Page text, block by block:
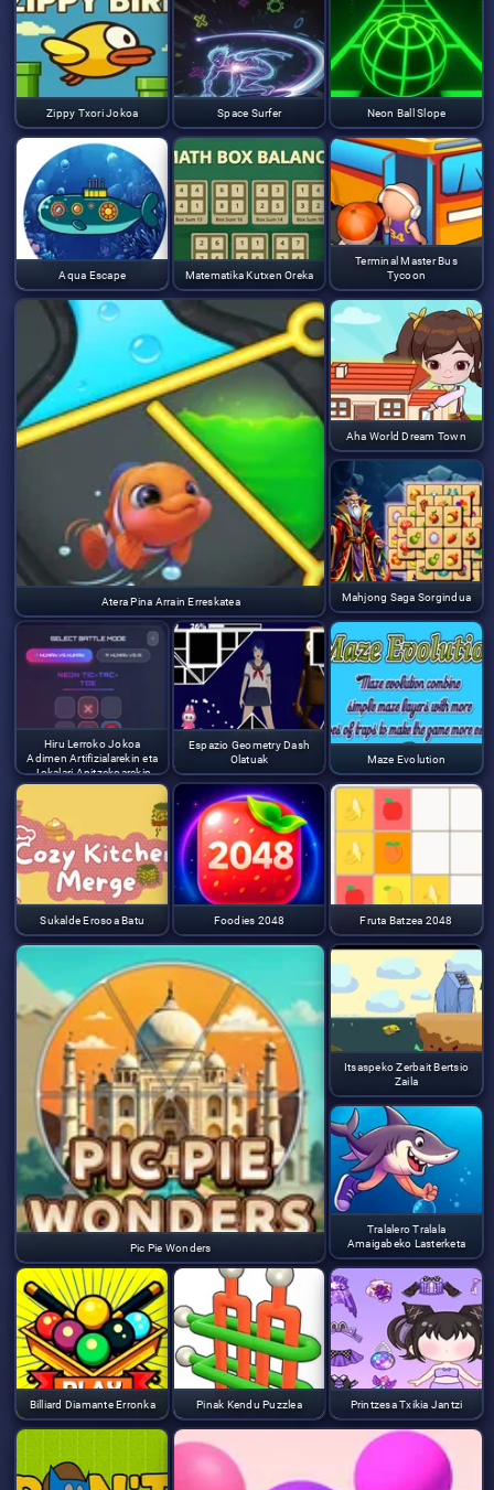
Zippy Txori Jokoa Space Surfer Neon Ball Slope
Aqua Escape Matematika Kutxen Oreka
Terminal Master Bus
Tycoon
Atera Pina Arrain Erreskatea
Aha World Dream Town
Mahjong Saga Sorgindua
Hiru Lerroko Jokoa
Adimen Artifizialarekin eta
Jokalari Anitzekoarekin
Espazio Geometry Dash
Olatuak
Maze Evolution
Sukalde Erosoa Batu Foodies 2048
Pic Pie Wonders
Fruta Batzea 2048
Itsaspeko Zerbait Bertsio
Zaila
Tralalero Tralala
Amaigabeko Lasterketa
Billiard Diamante Erronka Pinak Kendu Puzzlea Printzesa Txikia Jantzi